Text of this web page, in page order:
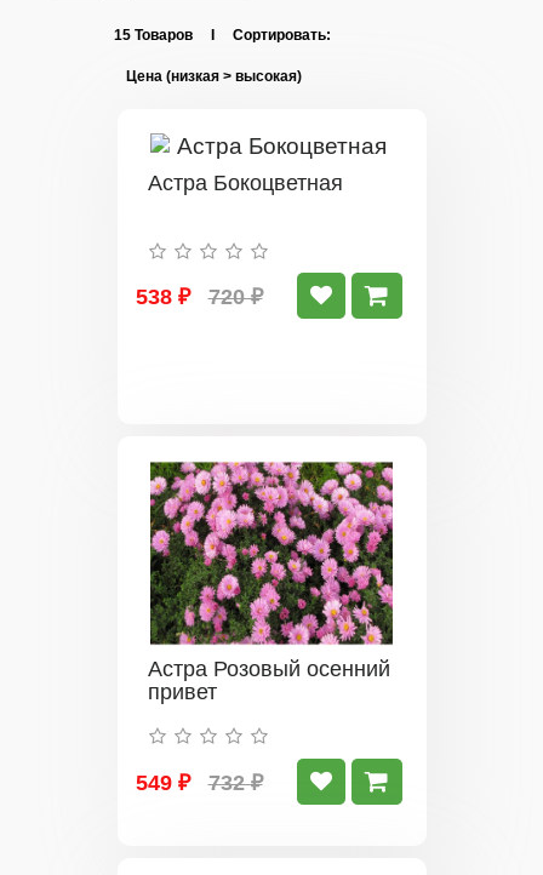
15 Товаров I Сортировать:
Астра Бокоцветная
538 ₽ 720 ₽
Астра Розовый осенний
привет
549 ₽ 732 ₽